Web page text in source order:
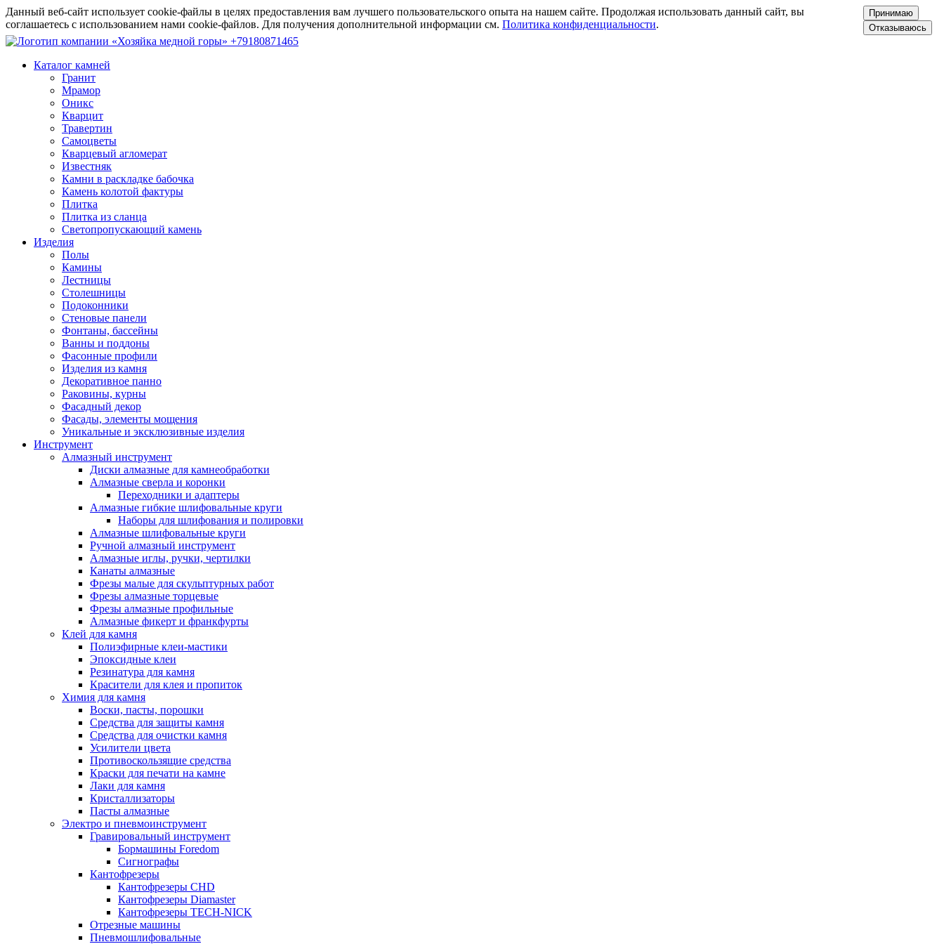
Данный веб-сайт использует cookie-файлы в целях предоставления вам лучшего пользовательского опыта на нашем сайте. Продолжая использовать данный сайт, вы
соглашаетесь с использованием нами cookie-файлов. Для получения дополнительной информации см. Политика конфиденциальности.
Принимаю
Отказываюсь
+79180871465
Каталог камней
Гранит
Мрамор
Оникс
Кварцит
Травертин
Самоцветы
Кварцевый агломерат
Известняк
Камни в раскладке бабочка
Камень колотой фактуры
Плитка
Плитка из сланца
Светопропускающий камень
Изделия
Полы
Камины
Лестницы
Столешницы
Подоконники
Стеновые панели
Фонтаны, бассейны
Ванны и поддоны
Фасонные профили
Изделия из камня
Декоративное панно
Раковины, курны
Фасадный декор
Фасады, элементы мощения
Уникальные и эксклюзивные изделия
Инструмент
Алмазный инструмент
Диски алмазные для камнеобработки
Алмазные сверла и коронки
Переходники и адаптеры
Алмазные гибкие шлифовальные круги
Наборы для шлифования и полировки
Алмазные шлифовальные круги
Ручной алмазный инструмент
Алмазные иглы, ручки, чертилки
Канаты алмазные
Фрезы малые для скульптурных работ
Фрезы алмазные торцевые
Фрезы алмазные профильные
Алмазные фикерт и франкфурты
Клей для камня
Полиэфирные клеи-мастики
Эпоксидные клеи
Резинатура для камня
Красители для клея и пропиток
Химия для камня
Воски, пасты, порошки
Средства для защиты камня
Средства для очистки камня
Усилители цвета
Противоскользящие средства
Краски для печати на камне
Лаки для камня
Кристаллизаторы
Пасты алмазные
Электро и пневмоинструмент
Гравировальный инструмент
Бормашины Foredom
Сигнографы
Кантофрезеры
Кантофрезеры CHD
Кантофрезеры Diamaster
Кантофрезеры TECH-NICK
Отрезные машины
Пневмошлифовальные